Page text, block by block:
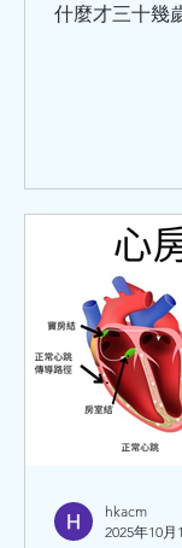
什麼才三十幾
此之外，炎症
閉塞也可以引
世界衛生組織
心肌缺血（也
痛、心肌梗死
缺血性心臟病
型，在臨床中
病、急性冠狀
的危險因素分
的兩種。其中
理膳食、過量
險因素有：性
hkacm
2025年10月